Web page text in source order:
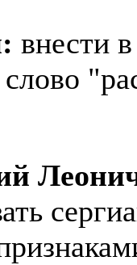
внести
слово